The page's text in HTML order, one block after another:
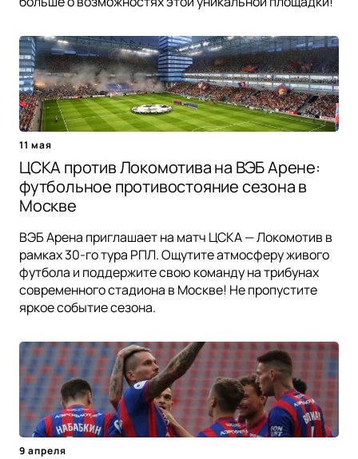
11 мая
ЦСКА против Локомотива на ВЭБ Арене:
футбольное противостояние сезона в
Москве
ВЭБ Арена приглашает на матч ЦСКА — Локомотив в
рамках 30-го тура РПЛ. Ощутите атмосферу живого
футбола и поддержите свою команду на трибунах
современного стадиона в Москве! Не пропустите
яркое событие сезона.
9 апреля